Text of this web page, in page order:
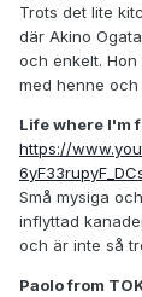
Trots det lite
där Akino
och enkelt.
med henne
Life where I'm
https://
Små mysiga
inflyttad
och är inte så
Paolo from